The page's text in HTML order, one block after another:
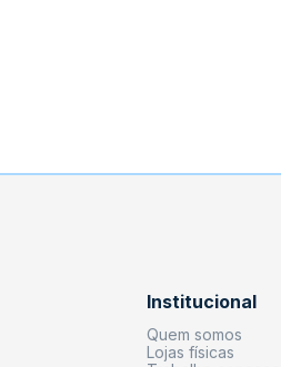
Institucional
Quem somos
Lojas físicas